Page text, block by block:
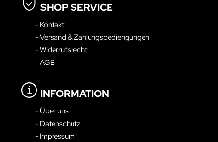
SHOP SERVICE
- Kontakt
- Versand & Zahlungsbediengungen
- Widerrufsrecht
- AGB
INFORMATION
- Über uns
- Datenschutz
- Impressum